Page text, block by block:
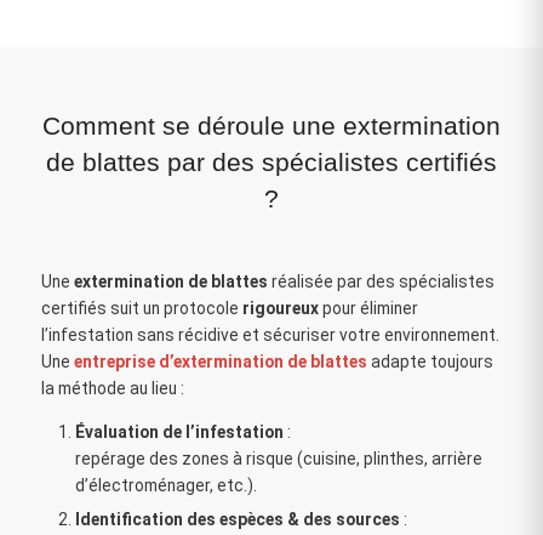
Comment se déroule une extermination
de blattes par des spécialistes certifiés
?
Une extermination de blattes réalisée par des spécialistes
certifiés suit un protocole rigoureuxpour éliminer
l’infestation sans récidive et sécuriser votre environnement.
Une entreprise d’extermination de blattes adapte toujours
la méthode au lieu :
Évaluation de l’infestation :
repérage des zones à risque (cuisine, plinthes, arrière
d’électroménager, etc.).
Identification des espèces & des sources :